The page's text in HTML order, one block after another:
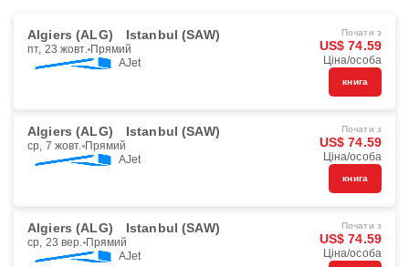
Algiers (ALG) Istanbul (SAW)
пт, 23 жовт. Прямий
AJet
Почати з
US$ 74.59
Ціна/особа
книга
Algiers (ALG) Istanbul (SAW)
ср, 7 жовт. Прямий
AJet
Почати з
US$ 74.59
Ціна/особа
книга
Algiers (ALG) Istanbul (SAW)
ср, 23 вер. Прямий
AJet
Почати з
US$ 74.59
Ціна/особа